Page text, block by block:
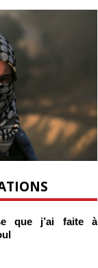
que j’ai faite à